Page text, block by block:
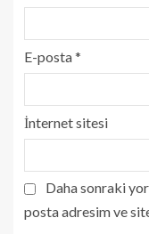
E-posta*
İnternet sitesi
Daha sonraki
posta adresim ve